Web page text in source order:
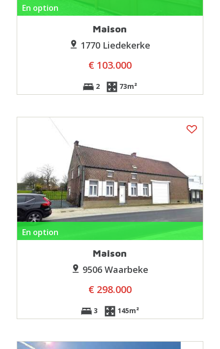
En option
Maison
1770 Liedekerke
€ 103.000
2 73m²
En option
Maison
9506 Waarbeke
€ 298.000
3 145m²